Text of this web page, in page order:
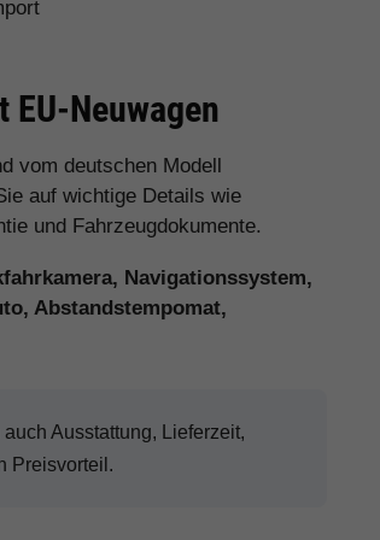
Neuwagen
vom deutschen Modell
auf wichtige Details wie
und Fahrzeugdokumente.
Navigationssystem,
Abstandstempomat,
Ausstattung, Lieferzeit,
Preisvorteil.